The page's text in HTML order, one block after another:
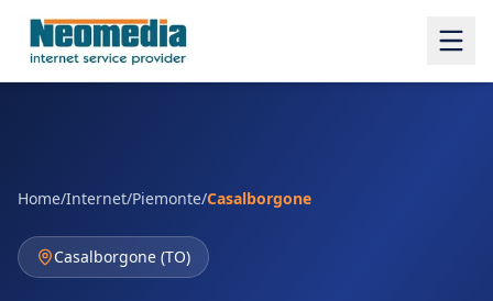
Home/Internet/Piemonte/Casalborgone
Casalborgone (TO)